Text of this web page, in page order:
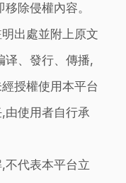
除侵權內容。
出處並附上原文
译、發行、傳播,
授權使用本平台
由使用者自行承
不代表本平台立